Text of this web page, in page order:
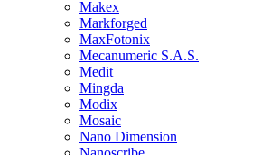
Makex
Markforged
MaxFotonix
Mecanumeric S.A.S.
Medit
Mingda
Modix
Mosaic
Nano Dimension